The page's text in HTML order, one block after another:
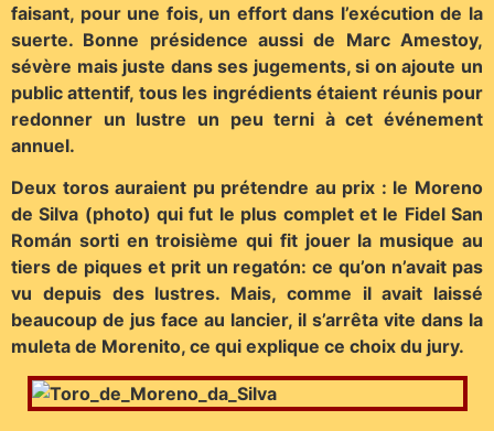
faisant, pour une fois, un effort dans l’exécution de la
suerte. Bonne présidence aussi de Marc Amestoy,
sévère mais juste dans ses jugements, si on ajoute un
public attentif, tous les ingrédients étaient réunis pour
redonner un lustre un peu terni à cet événement
annuel.
Deux toros auraient pu prétendre au prix : le Moreno
de Silva (photo) qui fut le plus complet et le Fidel San
Román sorti en troisième qui fit jouer la musique au
tiers de piques et prit un regatón: ce qu’on n’avait pas
vu depuis des lustres. Mais, comme il avait laissé
beaucoup de jus face au lancier, il s’arrêta vite dans la
muleta de Morenito, ce qui explique ce choix du jury.